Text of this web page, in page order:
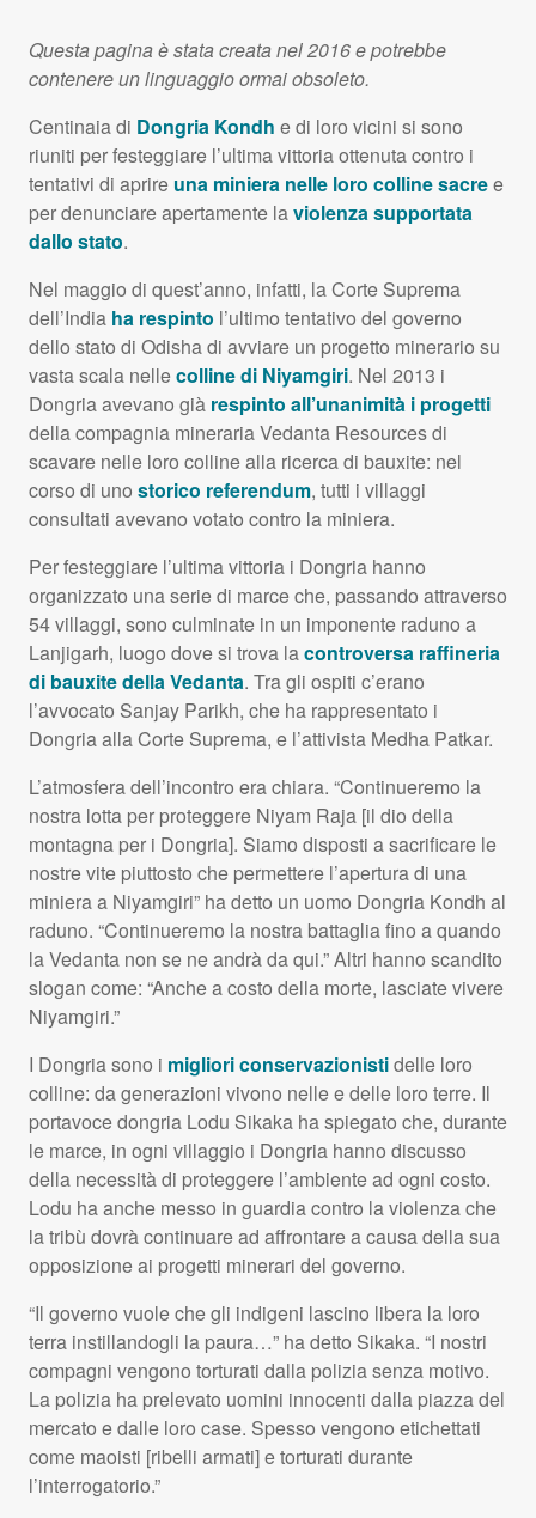
Questa pagina è stata creata nel 2016 e potrebbe
contenere un linguaggio ormai obsoleto.
Centinaia di Dongria Kondh e di loro vicini si sono
riuniti per festeggiare l’ultima vittoria ottenuta contro i
tentativi di aprire una miniera nelle loro colline sacree
per denunciare apertamente laviolenza supportata
dallo stato.
Nel maggio di quest’anno, infatti, la Corte Suprema
dell’India ha respinto l’ultimo tentativo del governo
dello stato di Odisha di avviare un progetto minerario su
vasta scala nellecolline di Niyamgiri. Nel 2013 i
Dongria avevano già respinto all’unanimità i progetti
della compagnia mineraria Vedanta Resources di
scavare nelle loro colline alla ricerca di bauxite: nel
corso di uno storico referendum, tutti i villaggi
consultati avevano votato contro la miniera.
Per festeggiare l’ultima vittoria i Dongria hanno
organizzato una serie di marce che, passando attraverso
54 villaggi, sono culminate in un imponente raduno a
Lanjigarh, luogo dove si trova lacontroversa raffineria
di bauxite della Vedanta. Tra gli ospiti c’erano
l’avvocato Sanjay Parikh, che ha rappresentato i
Dongria alla Corte Suprema, e l’attivista Medha Patkar.
L’atmosfera dell’incontro era chiara. “Continueremo la
nostra lotta per proteggere Niyam Raja [il dio della
montagna per i Dongria]. Siamo disposti a sacrificare le
nostre vite piuttosto che permettere l’apertura di una
miniera a Niyamgiri” ha detto un uomo Dongria Kondh al
raduno. “Continueremo la nostra battaglia fino a quando
la Vedanta non se ne andrà da qui.” Altri hanno scandito
slogan come: “Anche a costo della morte, lasciate vivere
Niyamgiri.”
I Dongria sono i migliori conservazionistidelle loro
colline: da generazioni vivono nelle e delle loro terre. Il
portavoce dongria Lodu Sikaka ha spiegato che, durante
le marce, in ogni villaggio i Dongria hanno discusso
della necessità di proteggere l’ambiente ad ogni costo.
Lodu ha anche messo in guardia contro la violenza che
la tribù dovrà continuare ad affrontare a causa della sua
opposizione ai progetti minerari del governo.
“Il governo vuole che gli indigeni lascino libera la loro
terra instillandogli la paura…” ha detto Sikaka. “I nostri
compagni vengono torturati dalla polizia senza motivo.
La polizia ha prelevato uomini innocenti dalla piazza del
mercato e dalle loro case. Spesso vengono etichettati
come maoisti [ribelli armati] e torturati durante
l’interrogatorio.”